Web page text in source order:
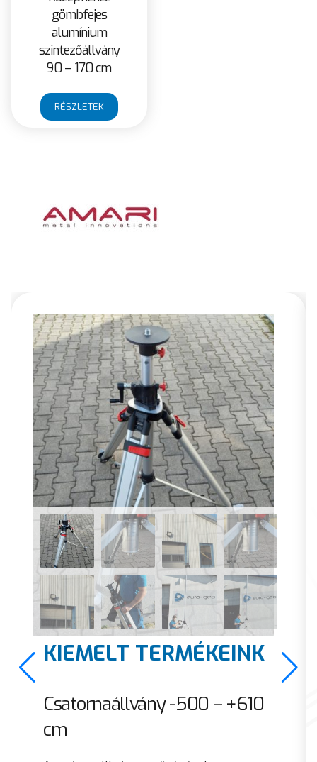
gömbfejes
alumínium
szintezőállvány
90 – 170 cm
RÉSZLETEK
KIEMELT TERMÉKEINK
Csatornaállvány -500 – +610
cm